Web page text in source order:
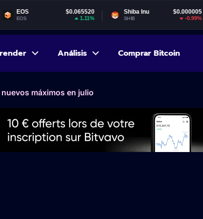
$0.065520 Shiba Inu $0.000005
SHIB
Gala
GALA
Análisis Comprar Bitcoin
máximos en julio